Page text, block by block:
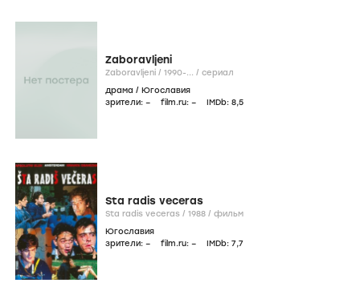
Zaboravljeni
Zaboravljeni / 1990-... / сериал
драма / Югославия
зрители: – film.ru: – IMDb: 8,5
Sta radis veceras
Sta radis veceras / 1988 / фильм
Югославия
зрители: – film.ru: – IMDb: 7,7